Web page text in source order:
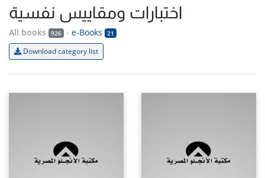
اختبارات ومقاييس نفسية
All books 926 -e-Books 21
Download category list